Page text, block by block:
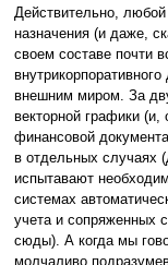
Действительно,
назначения (и даже,
своем составе почти
внешним миром. За
векторной графики (и,
финансовой
в отдельных случаях
испытавают
системах
учета и сопряженных
сюды). А когда мы
молчаливо